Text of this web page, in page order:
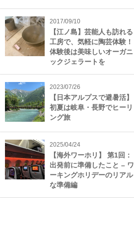
2017/09/10
【江ノ島】芸能人も訪れる
工房で、気軽に陶芸体験！
体験後は美味しいオーガニ
ックジェラートを
2023/07/26
【日本アルプスで避暑活】
初夏は岐阜・長野でヒーリ
ング旅
2025/04/24
【海外ワーホリ】 第1回：
出発前に準備したこと – ワ
ーキングホリデーのリアル
な準備編